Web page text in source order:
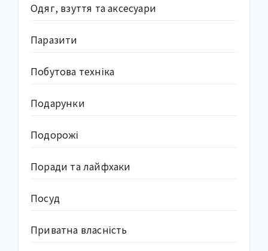
Одяг, взуття та аксесуари
Паразити
Побутова техніка
Подарунки
Подорожі
Поради та лайфхаки
Посуд
Приватна власність